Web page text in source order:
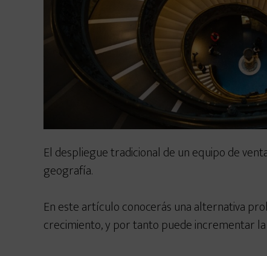
El despliegue tradicional de un equipo de
geografía.
En este artículo conocerás una alternativa
crecimiento, y por tanto puede incrementar